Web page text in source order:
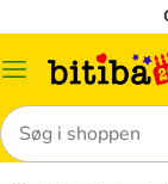
Menu
Søg